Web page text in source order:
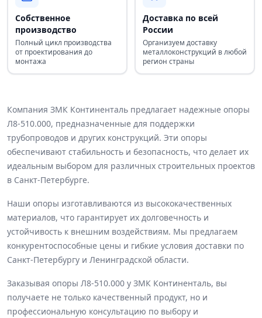
Собственное
производство
Полный цикл производства
от проектирования до
монтажа
Доставка по всей
России
Организуем доставку
металлоконструкций в любой
регион страны
Компания ЗМК Континенталь предлагает надежные опоры
Л8-510.000, предназначенные для поддержки
трубопроводов и других конструкций. Эти опоры
обеспечивают стабильность и безопасность, что делает их
идеальным выбором для различных строительных проектов
в Санкт-Петербурге.
Наши опоры изготавливаются из высококачественных
материалов, что гарантирует их долговечность и
устойчивость к внешним воздействиям. Мы предлагаем
конкурентоспособные цены и гибкие условия доставки по
Санкт-Петербургу и Ленинградской области.
Заказывая опоры Л8-510.000 у ЗМК Континенталь, вы
получаете не только качественный продукт, но и
профессиональную консультацию по выбору и